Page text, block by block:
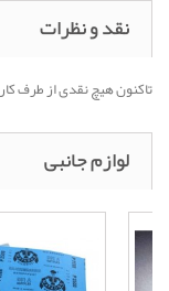
نقد و نظرات
تاکنون هیچ نقدی از طرف
لوازم جانبی